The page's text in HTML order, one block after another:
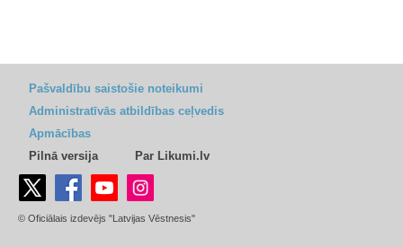
Pašvaldību saistošie noteikumi
Administratīvās atbildības ceļvedis
Apmācības
Pilnā versija
Par Likumi.lv
© Oficiālais izdevējs "Latvijas Vēstnesis"